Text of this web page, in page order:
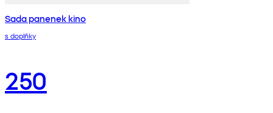
Sada panenek kino
s doplňky
250